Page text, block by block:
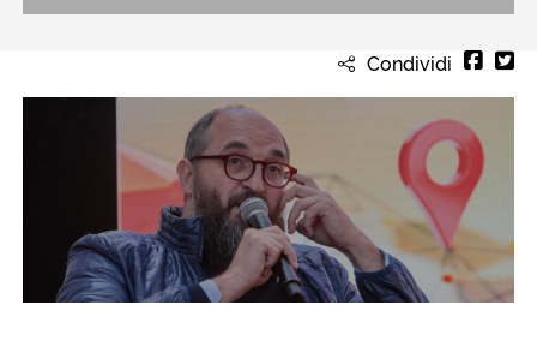
Condividi